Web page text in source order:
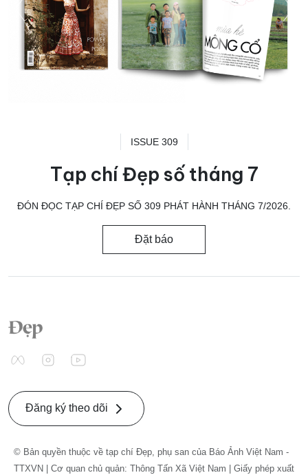
ISSUE 309
Tạp chí Đẹp số tháng 7
ĐÓN ĐỌC TẠP CHÍ ĐẸP SỐ 309 PHÁT HÀNH THÁNG 7/2026.
Đặt báo
Đăng ký theo dõi
© Bản quyền thuộc về tạp chí Đẹp, phụ san của Báo Ảnh Việt Nam -
TTXVN | Cơ quan chủ quản: Thông Tấn Xã Việt Nam | Giấy phép xuất